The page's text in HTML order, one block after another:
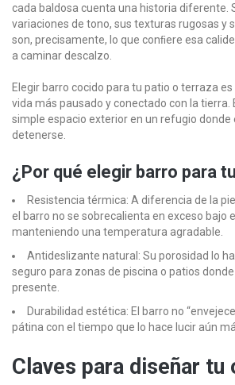
cada baldosa cuenta una historia diferente.
variaciones de tono, sus texturas rugosas y
son, precisamente, lo que conﬁere esa
a caminar descalzo.
Elegir barro cocido para tu patio o terraza
vida más pausado y conectado con la
simple espacio exterior en un refugio donde
detenerse.
¿Por qué elegir barro para
Resistencia térmica: A diferencia de la
el barro no se sobrecalienta en exceso bajo
manteniendo una temperatura agradable.
Antideslizante natural: Su porosidad lo
seguro para zonas de piscina o patios
presente.
Durabilidad estética: El barro no
pátina con el tiempo que lo hace lucir aún
Claves para diseñar tu